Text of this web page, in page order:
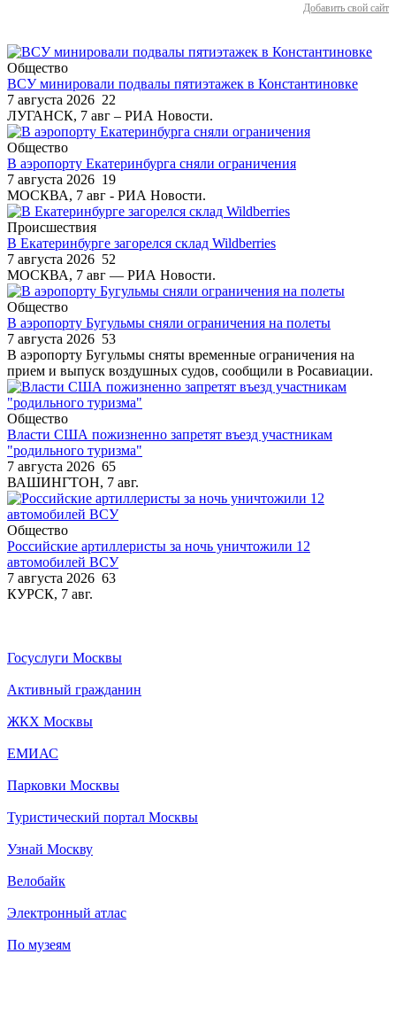
Добавить свой сайт
Общество
ВСУ минировали подвалы пятиэтажек в Константиновке
7 августа 2026 22
ЛУГАНСК, 7 авг – РИА Новости.
Общество
В аэропорту Екатеринбурга сняли ограничения
7 августа 2026 19
МОСКВА, 7 авг - РИА Новости.
Происшествия
В Екатеринбурге загорелся склад Wildberries
7 августа 2026 52
МОСКВА, 7 авг — РИА Новости.
Общество
В аэропорту Бугульмы сняли ограничения на полеты
7 августа 2026 53
В аэропорту Бугульмы сняты временные ограничения на
прием и выпуск воздушных судов, сообщили в Росавиации.
Общество
Власти США пожизненно запретят въезд участникам
"родильного туризма"
7 августа 2026 65
ВАШИНГТОН, 7 авг.
Общество
Российские артиллеристы за ночь уничтожили 12
автомобилей ВСУ
7 августа 2026 63
КУРСК, 7 авг.
Госуслуги Москвы
Активный гражданин
ЖКХ Москвы
ЕМИАС
Парковки Москвы
Туристический портал Москвы
Узнай Москву
Велобайк
Электронный атлас
По музеям